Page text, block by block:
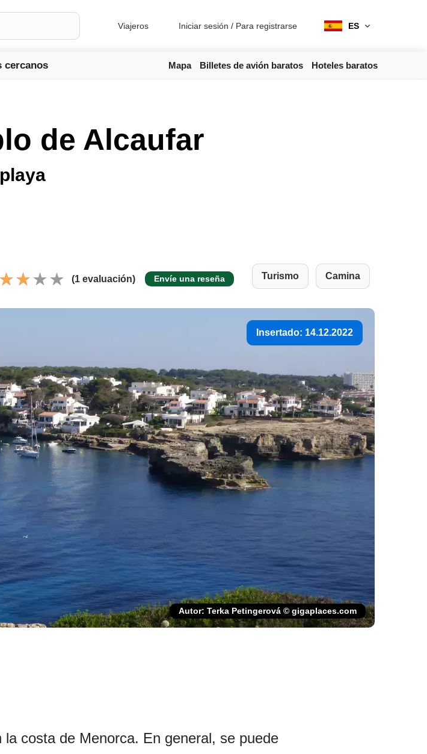
Viajeros Iniciar sesión / Para registrarse ES
cercanos Mapa Billetes de avión baratos Hoteles baratos
de Alcaufar
(1 evaluación) Envíe una reseña Turismo Camina
Insertado: 14.12.2022
Autor: Terka Petingerová © gigaplaces.com
costa de Menorca. En general, se puede